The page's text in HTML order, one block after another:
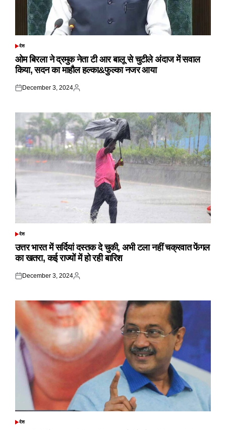
POSTED
देश
ओम बिरला ने द्रमुक नेता टी आर बालू से चुटीले अंदाज में सवाल
किया, सदन का माहौल हल्का&फुल्का नजर आया
Posted
December 3, 2024
Posted
POSTED
देश
उत्तर भारत में सर्दियां दस्तक दे चुकी, अभी टला नहीं चक्रवात फेंगल
का खतरा, कई राज्यों में हो रही बारिश
Posted
December 3, 2024
Posted
POSTED
देश